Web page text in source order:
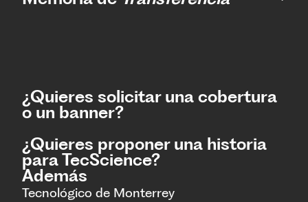
¿Quieres solicitar una cobertura
o un banner?
¿Quieres proponer una historia
para TecScience?
Además
Tecnológico de Monterrey